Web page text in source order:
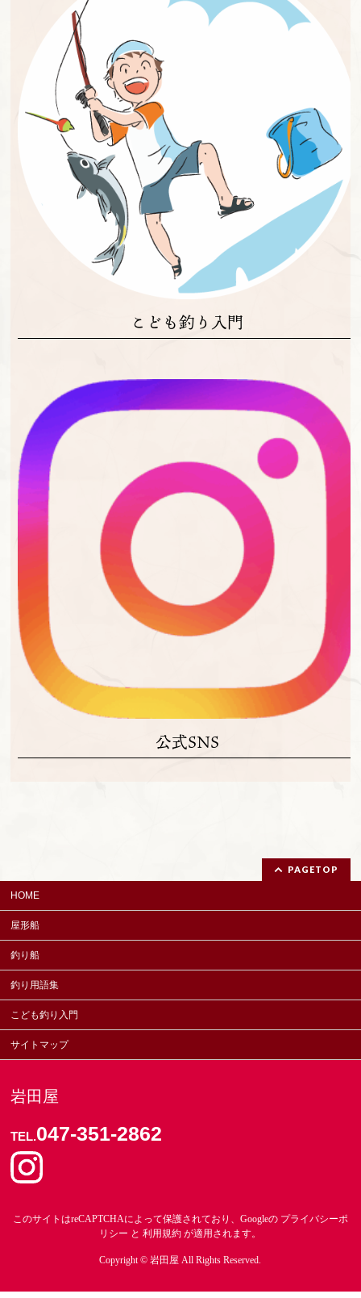
こども釣り入門
公式SNS
PAGETOP
HOME
屋形船
釣り船
釣り用語集
こども釣り入門
サイトマップ
岩田屋
TEL.047-351-2862
このサイトはreCAPTCHAによって保護されており、Googleの プライバシーポ
リシー と利用規約 が適用されます。
Copyright ©岩田屋 All Rights Reserved.